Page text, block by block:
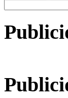
por: